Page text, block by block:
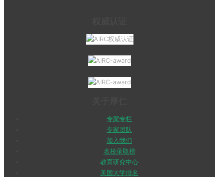
专家专栏
专家团队
加入我们
名校录取榜
教育研究中心
美国大学排名